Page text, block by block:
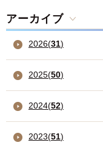
アーカイブ
2026(31)
2025(50)
2024(52)
2023(51)